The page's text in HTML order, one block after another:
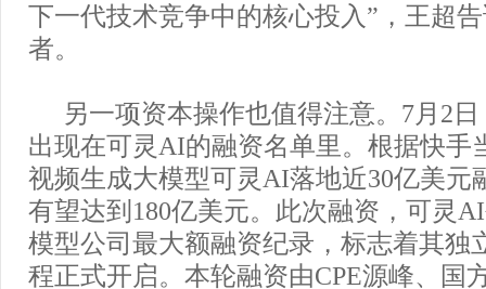
下一代技术竞争中的核心投入”，王超
者。
另一项资本操作也值得注意。7月2
出现在可灵AI的融资名单里。根据快手
视频生成大模型可灵AI落地近30亿美元
有望达到180亿美元。此次融资，可灵
模型公司最大额融资纪录，标志着其独
程正式开启。本轮融资由CPE源峰、国